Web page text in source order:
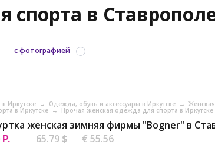
спорта в
с фотографией
Иркутске → Одежда, обувь и аксессуары в Иркутске →
в Иркутске → Прочая женская одежда для спорта в Иркутске
женская зимняя фирмы "Bogner" в
Р. 65.79 $
€ 55.56